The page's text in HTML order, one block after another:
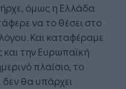
όμως η Ελλάδα
να το θέσει στο
Και καταφέραμε
την Ευρωπαϊκή
πλαίσιο, το
δεν θα υπάρχει